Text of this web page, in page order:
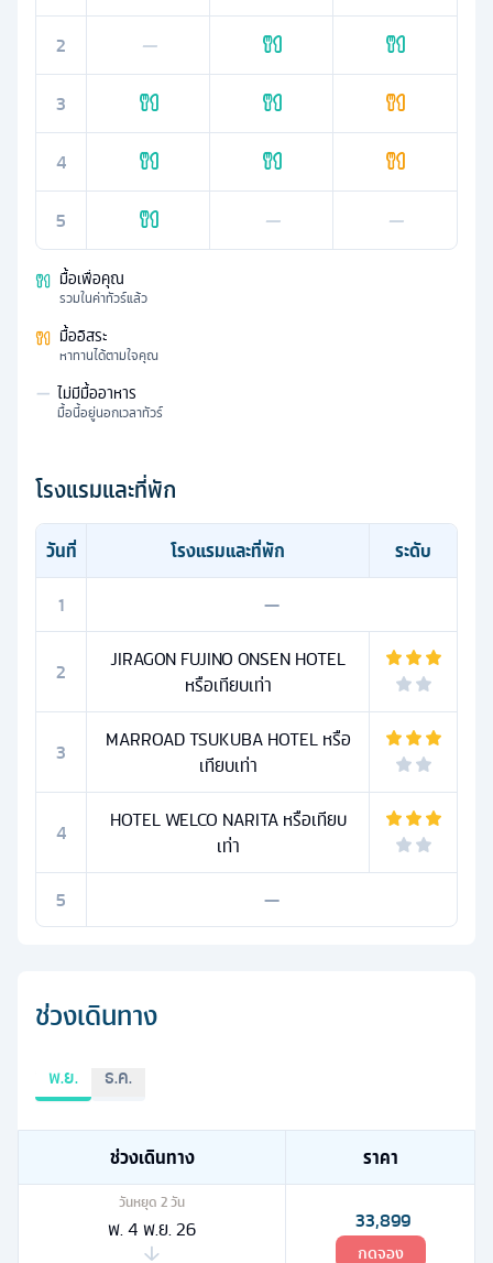
2
—
3
4
5 — —
มื้อเพื่อคุณ
รวมในค่าทัวร์แล้ว
มื้ออิสระ
หาทานได้ตามใจคุณ
— ไม่มีมื้ออาหาร
มื้อนี้อยู่นอกเวลาทัวร์
โรงแรมและที่พัก
วันที่ โรงแรมและที่พัก
ระดับ
1
—
2
JIRAGON FUJINO ONSEN HOTEL
หรือเทียบเท่า
3
MARROAD TSUKUBA HOTEL หรือ
เทียบเท่า
4
HOTEL WELCO NARITA หรือเทียบ
เท่า
5
—
ช่วงเดินทาง
พ.ย. ธ.ค.
ช่วงเดินทาง ราคา
วันหยุด 2วัน
พ. 4 พ.ย. 26
33,899
กดจอง